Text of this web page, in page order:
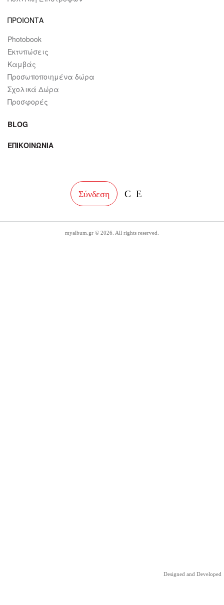
ΠΡΟΙΟΝΤΑ
Photobook
Εκτυπώσεις
Καμβάς
Προσωποποιημένα δώρα
Σχολικά Δώρα
Προσφορές
BLOG
ΕΠΙΚΟΙΝΩΝΙΑ
Σύνδεση facebook
myalbum.gr © 2026. All rights reserved.
Designed and Developed